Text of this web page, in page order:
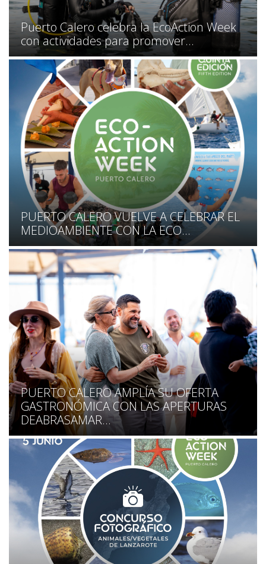
Puerto Calero celebra la EcoAction Week
con actividades para promover...
PUERTO CALERO VUELVE A CELEBRAR EL
MEDIOAMBIENTE CON LA ECO...
PUERTO CALERO AMPLÍA SU OFERTA
GASTRONÓMICA CON LAS APERTURAS
DEABRASAMAR...